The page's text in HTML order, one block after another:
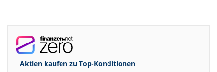
Aktien kaufen zu Top-Konditionen